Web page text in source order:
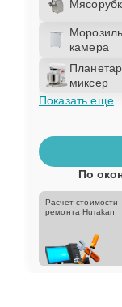
камера
миксер
Показать еще
По
Расчет стоимости
ремонта Hurakan